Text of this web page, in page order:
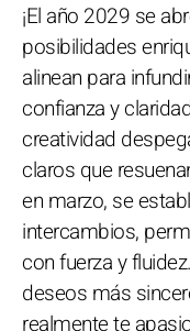
¡El año 2029 se
posibilidades
alinean para
confianza y
creatividad
claros que
en marzo, se
intercambios,
con fuerza y
deseos más
realmente te